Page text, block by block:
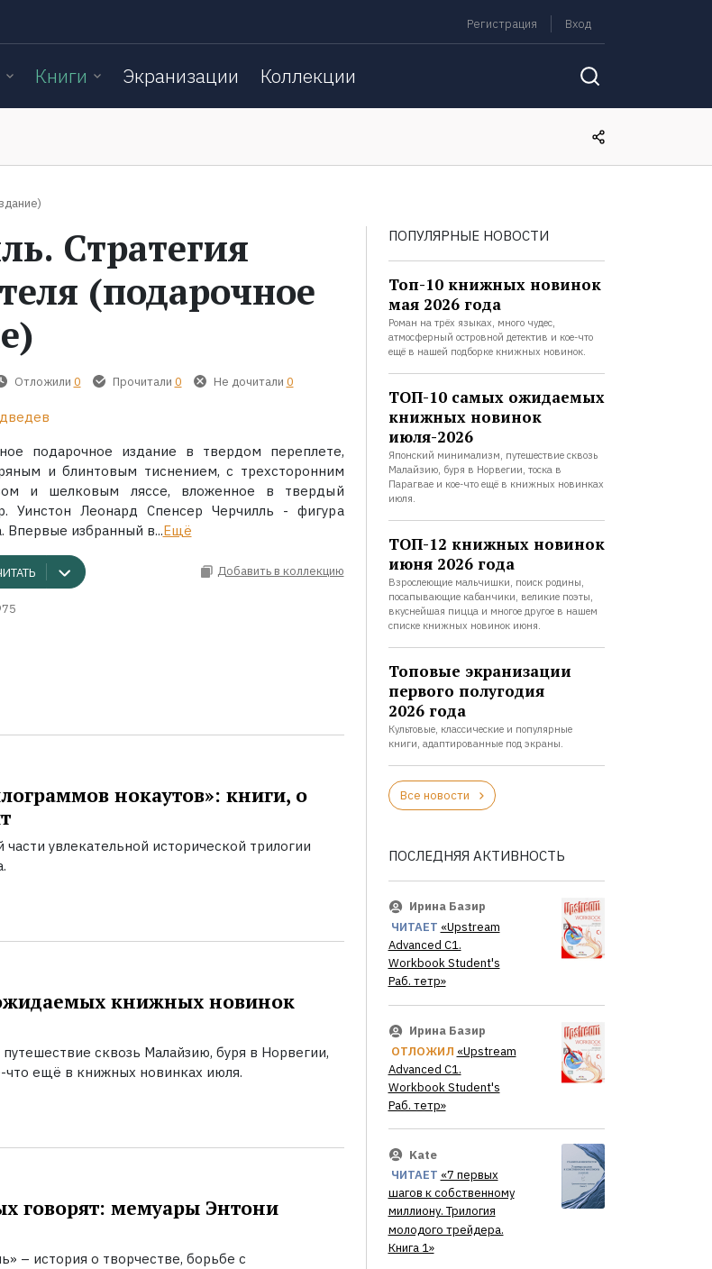
Регистрация Вход
Книги Экранизации Коллекции
Стратегия
(подарочное
Отложили 0 Прочитали 0 Не дочитали 0
подарочное издание в твердом переплете,
и блинтовым тиснением, с трехсторонним
и шелковым ляссе, вложенное в твердый
Уинстон Леонард Спенсер Черчилль - фигура
Впервые избранный в...Ещё
Добавить в коллекцию
нокаутов»: книги, о
увлекательной исторической трилогии
книжных новинок
сквозь Малайзию, буря в Норвегии,
что ещё в книжных новинках июля.
говорят: мемуары Энтони
– история о творчестве, борьбе с
ПОПУЛЯРНЫЕ НОВОСТИ
Топ-10 книжных новинок
мая 2026 года
Роман на трёх языках, много чудес,
атмосферный островной детектив и кое-что
ещё в нашей подборке книжных новинок.
ТОП-10 самых ожидаемых
книжных новинок
июля-2026
Японский минимализм, путешествие сквозь
Малайзию, буря в Норвегии, тоска в
Парагвае и кое-что ещё в книжных новинках
июля.
ТОП-12 книжных новинок
июня 2026 года
Взрослеющие мальчишки, поиск родины,
посапывающие кабанчики, великие поэты,
вкуснейшая пицца и многое другое в нашем
списке книжных новинок июня.
Топовые экранизации
первого полугодия
2026 года
Культовые, классические и популярные
книги, адаптированные под экраны.
Все новости
ПОСЛЕДНЯЯ АКТИВНОСТЬ
Ирина Базир
ЧИТАЕТ «Upstream
Advanced C1.
Workbook Student's
Раб. тетр»
Ирина Базир
ОТЛОЖИЛ «Upstream
Advanced C1.
Workbook Student's
Раб. тетр»
Kate
ЧИТАЕТ «7 первых
шагов к собственному
миллиону. Трилогия
молодого трейдера.
Книга 1»